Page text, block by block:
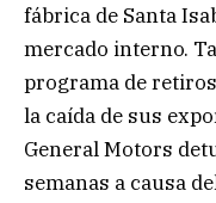
fábrica de Santa
mercado interno.
programa de
la caída de sus
General Motors
semanas a causa